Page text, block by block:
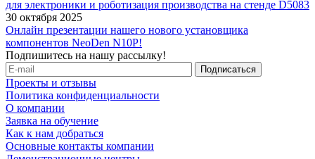
для электроники и роботизация производства на стенде D5083
30 октября 2025
Онлайн презентации нашего нового установщика
компонентов NeoDen N10P!
Подпишитесь на нашу рассылку!
Проекты и отзывы
Политика конфиденциальности
О компании
Заявка на обучение
Как к нам добраться
Основные контакты компании